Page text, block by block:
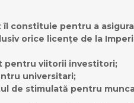
constituie pentru a
orice licențe de la
pentru viitorii investitori;
universitari;
de stimulată pentru